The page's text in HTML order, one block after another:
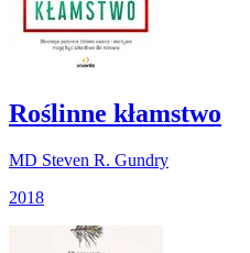
Roślinne kłamstwo
MD Steven R. Gundry
2018